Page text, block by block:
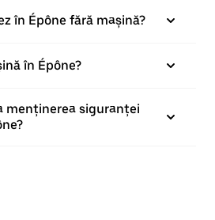
în Épône fără mașină?
în Épône?
menținerea siguranței